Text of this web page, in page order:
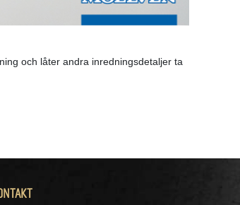
och låter andra inredningsdetaljer ta